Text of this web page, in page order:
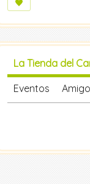
La Tienda del
Eventos